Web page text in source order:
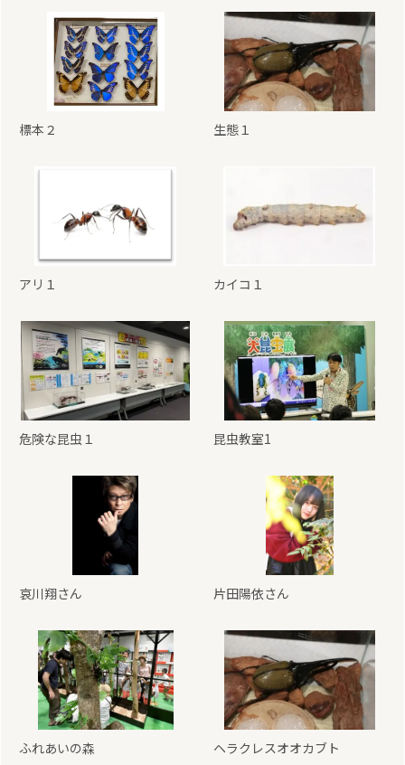
標本２ 生態１
アリ１ カイコ１
危険な昆虫１ 昆虫教室1
哀川翔さん 片田陽依さん
ふれあいの森 ヘラクレスオオカブト